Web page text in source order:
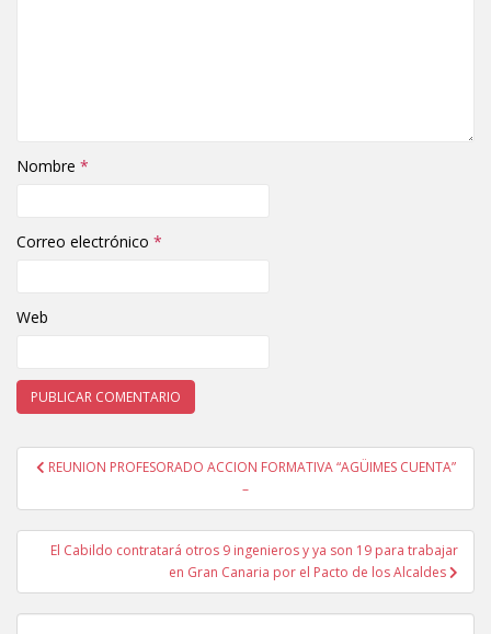
Nombre *
Correo electrónico *
Web
Navegación de entradas
REUNION PROFESORADO ACCION FORMATIVA “AGÜIMES CUENTA”
–
El Cabildo contratará otros 9 ingenieros y ya son 19 para trabajar
en Gran Canaria por el Pacto de los Alcaldes